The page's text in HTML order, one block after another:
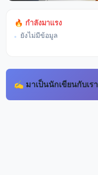
🔥 กำลังมาแรง
ยังไม่มีข้อมูล
✍️ มาเป็นนักเขียนกับเรา